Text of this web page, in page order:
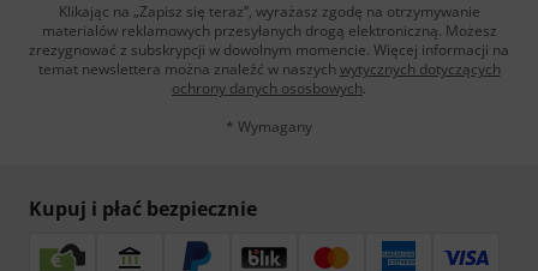
Klikając na „Zapisz się teraz”, wyrażasz zgodę na otrzymywanie
materialów reklamowych przesyłanych drogą elektroniczną. Możesz
zrezygnować z subskrypcji w dowolnym momencie. Więcej informacji na
temat newslettera można znaleźć w naszych wytycznych dotyczących
ochrony danych ososbowych.
* Wymagany
Kupuj i płać bezpiecznie